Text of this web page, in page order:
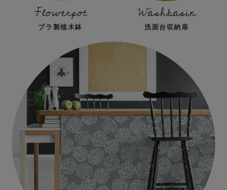
Flowerpot
プラ製植木鉢
Washbasin
洗面台収納扉